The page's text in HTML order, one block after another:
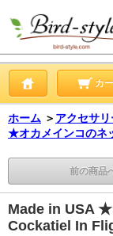
カ
ホーム ＞ アクセサリ
★オカメインコのネ
前の商品
Made in USA ★
Cockatiel In